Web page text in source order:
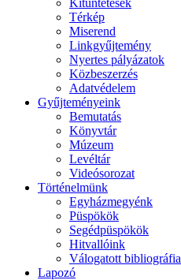
Kitüntetések
Térkép
Miserend
Linkgyűjtemény
Nyertes pályázatok
Közbeszerzés
Adatvédelem
Gyűjteményeink
Bemutatás
Könyvtár
Múzeum
Levéltár
Videósorozat
Történelmünk
Egyházmegyénk
Püspökök
Segédpüspökök
Hitvallóink
Válogatott bibliográfia
Lapozó